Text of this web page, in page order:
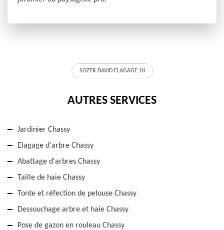
SOZER DAVID ELAGAGE 18
AUTRES SERVICES
Jardinier Chassy
Elagage d'arbre Chassy
Abattage d'arbres Chassy
Taille de haie Chassy
Tonte et réfection de pelouse Chassy
Dessouchage arbre et haie Chassy
Pose de gazon en rouleau Chassy